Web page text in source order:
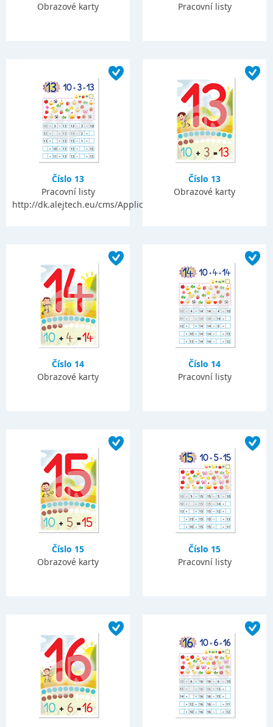
Obrazové karty Pracovní listy
Číslo 13
Pracovní listy
http://dk.alejtech.eu/cms/Application/Applicationform.alej
Číslo 13
Obrazové karty
Číslo 14
Obrazové karty
Číslo 14
Pracovní listy
Číslo 15
Obrazové karty
Číslo 15
Pracovní listy